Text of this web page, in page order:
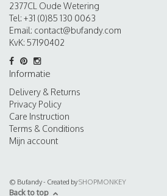
2377CL Oude Wetering
Tel: +31 (0)85 130 0063
Email: contact@bufandy.com
KvK: 57190402
Informatie
Delivery & Returns
Privacy Policy
Care Instruction
Terms & Conditions
Mijn account
© Bufandy - Created bySHOPMONKEY
Back to top